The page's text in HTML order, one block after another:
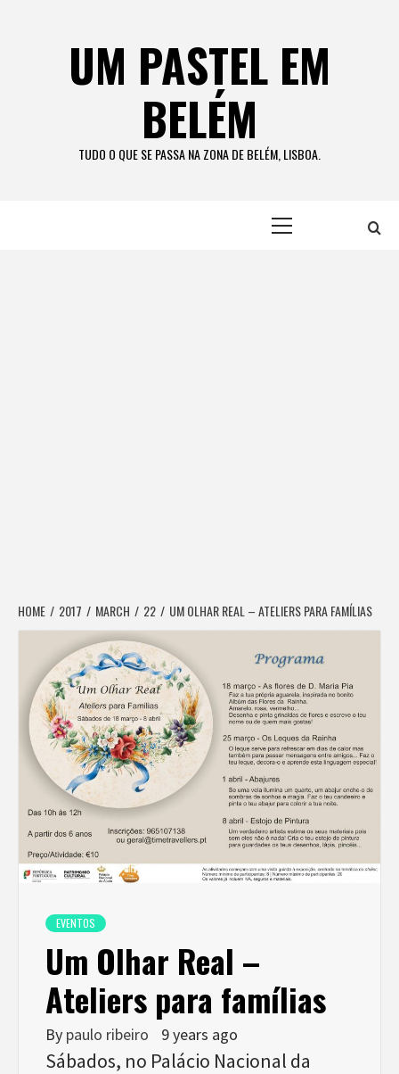
UM PASTEL EM
BELÉM
TUDO O QUE SE PASSA NA ZONA DE BELÉM, LISBOA.
HOME 2017 MARCH 22 UM OLHAR REAL – ATELIERS PARA FAMÍLIAS
EVENTOS
Um Olhar Real –
Ateliers para famílias
By paulo ribeiro 9 years ago
Sábados, no Palácio Nacional da